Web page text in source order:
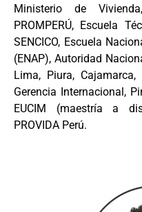
Ministerio de
PROMPERÚ, Escuela
SENCICO, Escuela
(ENAP), Autoridad
Lima, Piura,
Gerencia Internacional,
EUCIM (maestría a
PROVIDA Perú.